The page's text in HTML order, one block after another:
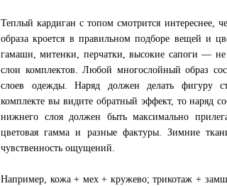
Теплый кардиган с топом смотрится интереснее,
образа кроется в правильном подборе вещей и
гамаши, митенки, перчатки, высокие сапоги —
слои комплектов. Любой многослойный образ
слоев одежды. Наряд должен делать фигуру
комплекте вы видите обратный эффект, то наряд
нижнего слоя должен быть максимально
цветовая гамма и разные фактуры. Зимние
чувственность ощущений.
Например, кожа + мех + кружево; трикотаж +